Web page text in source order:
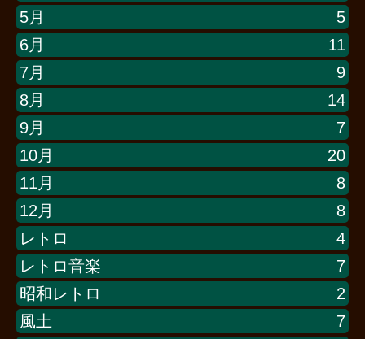
5月
5
6月
11
7月
9
8月
14
9月
7
10月
20
11月
8
12月
8
レトロ
4
レトロ音楽
7
昭和レトロ
2
風土
7